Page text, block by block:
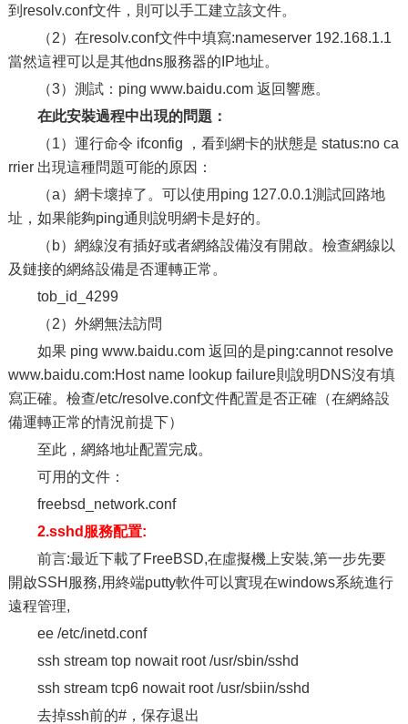
到resolv.conf文件，則可以手工建立該文件。
（2）在resolv.conf文件中填寫:nameserver 192.168.1.1
當然這裡可以是其他dns服務器的IP地址。
（3）測試：ping www.baidu.com 返回響應。
在此安裝過程中出現的問題：
（1）運行命令 ifconfig ，看到網卡的狀態是 status:no ca
rrier 出現這種問題可能的原因：
（a）網卡壞掉了。可以使用ping 127.0.0.1測試回路地
址，如果能夠ping通則說明網卡是好的。
（b）網線沒有插好或者網絡設備沒有開啟。檢查網線以
及鏈接的網絡設備是否運轉正常。
tob_id_4299
（2）外網無法訪問
如果 ping www.baidu.com 返回的是ping:cannot resolve
www.baidu.com:Host name lookup failure則說明DNS沒有填
寫正確。檢查/etc/resolve.conf文件配置是否正確（在網絡設
備運轉正常的情況前提下）
至此，網絡地址配置完成。
可用的文件：
freebsd_network.conf
2.sshd服務配置:
前言:最近下載了FreeBSD,在虛擬機上安裝,第一步先要
開啟SSH服務,用終端putty軟件可以實現在windows系統進行
遠程管理,
ee /etc/inetd.conf
ssh stream top nowait root /usr/sbin/sshd
ssh stream tcp6 nowait root /usr/sbiin/sshd
去掉ssh前的#，保存退出